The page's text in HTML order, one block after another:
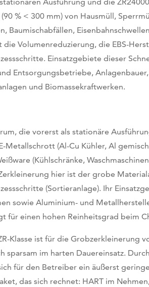
% < 300 mm) von Hausmüll,
Baumischabfällen,
Volumenreduzierung, die EBS-
Einsatzgebiete dieser
Entsorgungsbetriebe,
und Biomassekraftwerken.
die vorerst als stationäre
Metallschrott (Al-Cu Kühler, Al
(Kühlschränke,
hier ist der grobe
(Sortieranlage). Ihr
sowie Aluminium- und
für einen hohen Reinheitsgrad beim
Klasse ist für die Grobzerkleinerung
sparsam im harten Dauereinsatz.
für den Betreiber ein äußerst
das sich rechnet: HART im